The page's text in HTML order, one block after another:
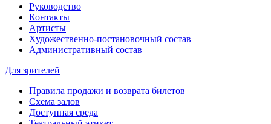
Руководство
Контакты
Артисты
Художественно-постановочный состав
Административный состав
Для зрителей
Правила продажи и возврата билетов
Схема залов
Доступная среда